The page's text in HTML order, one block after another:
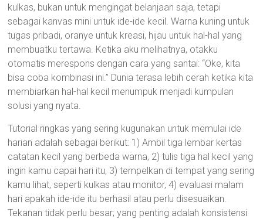
kulkas, bukan untuk mengingat belanjaan saja, tetapi
sebagai kanvas mini untuk ide-ide kecil. Warna kuning untuk
tugas pribadi, oranye untuk kreasi, hijau untuk hal-hal yang
membuatku tertawa. Ketika aku melihatnya, otakku
otomatis merespons dengan cara yang santai: “Oke, kita
bisa coba kombinasi ini.” Dunia terasa lebih cerah ketika kita
membiarkan hal-hal kecil menumpuk menjadi kumpulan
solusi yang nyata.
Tutorial ringkas yang sering kugunakan untuk memulai ide
harian adalah sebagai berikut: 1) Ambil tiga lembar kertas
catatan kecil yang berbeda warna, 2) tulis tiga hal kecil yang
ingin kamu capai hari itu, 3) tempelkan di tempat yang sering
kamu lihat, seperti kulkas atau monitor, 4) evaluasi malam
hari apakah ide-ide itu berhasil atau perlu disesuaikan.
Tekanan tidak perlu besar; yang penting adalah konsistensi